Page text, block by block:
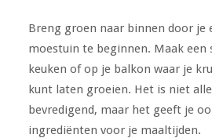
Breng groen naar binnen door je
moestuin te beginnen. Maak een
keuken of op je balkon waar je
kunt laten groeien. Het is niet
bevredigend, maar het geeft je
ingrediënten voor je maaltijden.